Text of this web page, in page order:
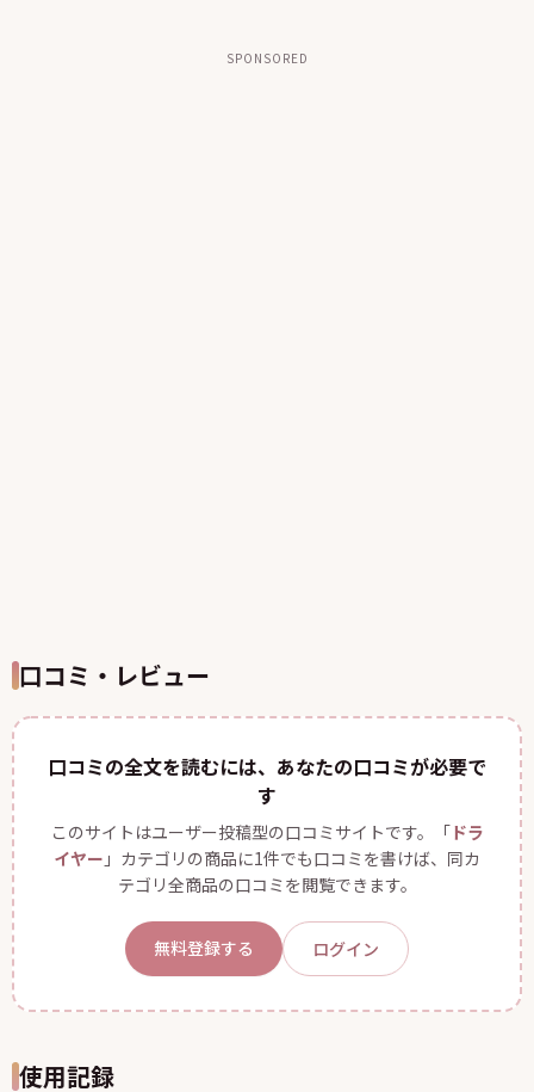
口コミ・レビュー
口コミの全文を読むには、あなたの口コミが必要で
す
このサイトはユーザー投稿型の口コミサイトです。「ドラ
イヤー
」カテゴリの商品に1件でも口コミを書けば、同カ
テゴリ全商品の口コミを閲覧できます。
無料登録する ログイン
使用記録